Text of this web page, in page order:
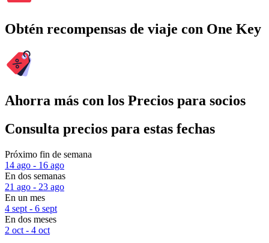
Obtén recompensas de viaje con One Key
Ahorra más con los Precios para socios
Consulta precios para estas fechas
Próximo fin de semana
14 ago - 16 ago
En dos semanas
21 ago - 23 ago
En un mes
4 sept - 6 sept
En dos meses
2 oct - 4 oct